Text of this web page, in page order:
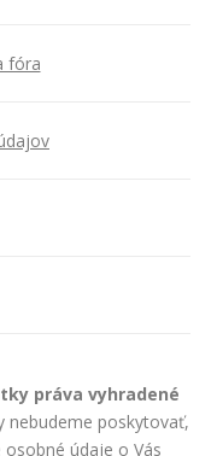
fóra
práva vyhradené
nebudeme poskytovať,
údaje o Vás